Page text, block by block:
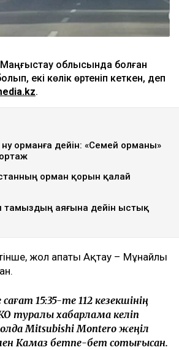
облысында болған
екі көлік өртеніп кеткен, деп
.
ну орманға дейін: «Семей орманы»
орман қорын қалай
тамыздың аяғына дейін ыстық
жол апаты Ақтау – Мұнайлы
15:35-те 112 кезекшінің
туралы хабарлама келіп
Mitsubishi Montero жеңіл
Камаз бетпе-бет соқтығысқан.